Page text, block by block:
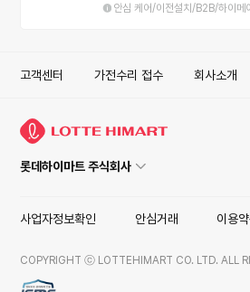
안심 케어/이전설치/B2B/하이메
고객센터 가전수리 접수 회사소개
롯데하이마트 주식회사
사업자정보확인 안심거래 이용
COPYRIGHT ⓒ LOTTEHIMART CO. LTD. ALL
ISMS